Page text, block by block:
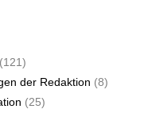
(121)
der Redaktion (8)
(25)